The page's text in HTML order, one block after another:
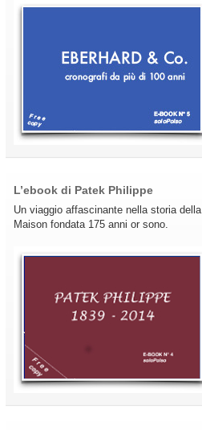
L’ebook di Patek Philippe
Un viaggio affascinante nella storia della
Maison fondata 175 anni or sono.